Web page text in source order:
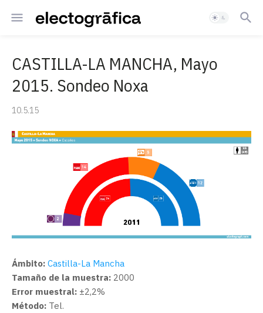
CASTILLA-LA MANCHA, Mayo
2015. Sondeo Noxa
10.5.15
Ámbito: Castilla-La Mancha
Tamaño de la muestra: 2000
Error muestral: ±2,2%
Método: Tel.